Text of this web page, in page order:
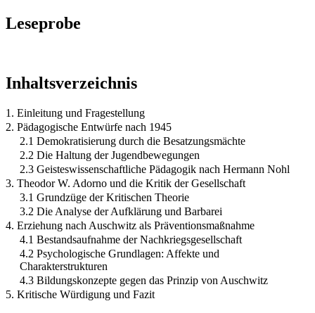
Leseprobe
Inhaltsverzeichnis
1. Einleitung und Fragestellung
2. Pädagogische Entwürfe nach 1945
2.1 Demokratisierung durch die Besatzungsmächte
2.2 Die Haltung der Jugendbewegungen
2.3 Geisteswissenschaftliche Pädagogik nach Hermann Nohl
3. Theodor W. Adorno und die Kritik der Gesellschaft
3.1 Grundzüge der Kritischen Theorie
3.2 Die Analyse der Aufklärung und Barbarei
4. Erziehung nach Auschwitz als Präventionsmaßnahme
4.1 Bestandsaufnahme der Nachkriegsgesellschaft
4.2 Psychologische Grundlagen: Affekte und
Charakterstrukturen
4.3 Bildungskonzepte gegen das Prinzip von Auschwitz
5. Kritische Würdigung und Fazit